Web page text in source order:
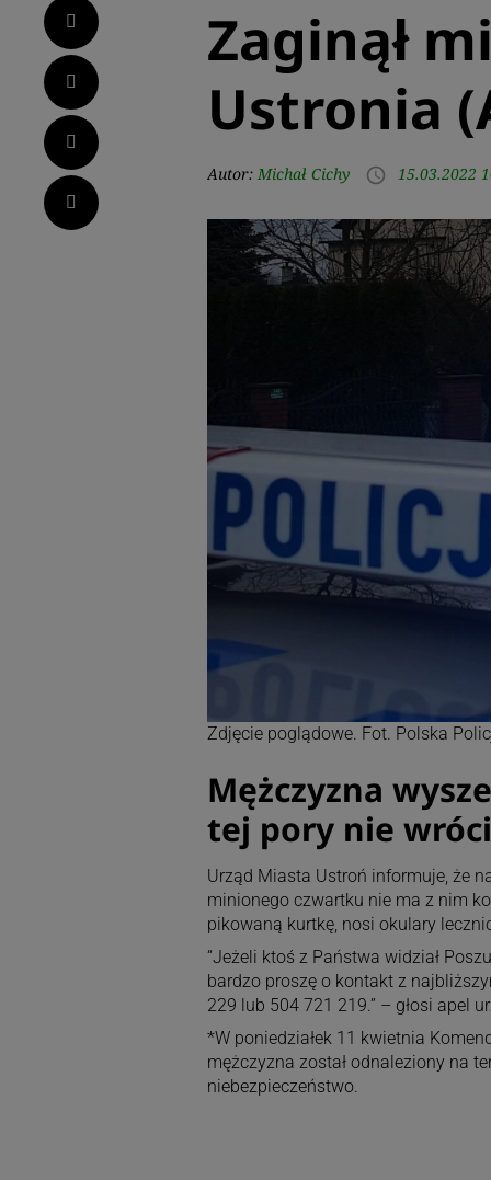
Facebook
Twitter
LinkedIn
Pinterest
Zaginął
Ustronia
Autor: Michał Cichy access_time 15.03.2022
Zdjęcie poglądowe. Fot. Polska
Mężczyzna
tej pory nie
Urząd Miasta Ustroń informuje, że
minionego czwartku nie ma z nim
pikowaną kurtkę, nosi okulary
“Jeżeli ktoś z Państwa widział
bardzo proszę o kontakt z
229 lub 504 721 219.” – głosi apel
*W poniedziałek 11 kwietnia
mężczyzna został odnaleziony na
niebezpieczeństwo.